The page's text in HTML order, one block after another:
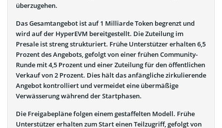
überzugehen.
Das Gesamtangebot ist auf 1 Milliarde Token begrenzt und
wird auf der HyperEVM bereitgestellt. Die Zuteilung im
Presale ist streng strukturiert. Frühe Unterstützer erhalten 6,5
Prozent des Angebots, gefolgt von einer frühen Community-
Runde mit 4,5 Prozent und einer Zuteilung für den öffentlichen
Verkauf von 2 Prozent. Dies hält das anfängliche zirkulierende
Angebot kontrolliert und vermeidet eine übermäßige
Verwässerung während der Startphasen.
Die Freigabepläne folgen einem gestaffelten Modell. Frühe
Unterstützer erhalten zum Start einen Teilzugriff, gefolgt von